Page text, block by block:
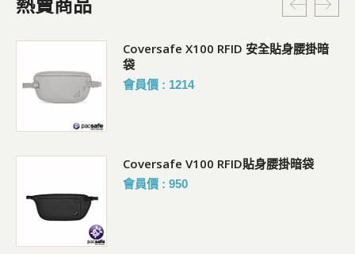
Coversafe X100 RFID 安全貼身腰掛暗
袋
會員價 : 1214
Coversafe V100 RFID貼身腰掛暗袋
會員價 : 950